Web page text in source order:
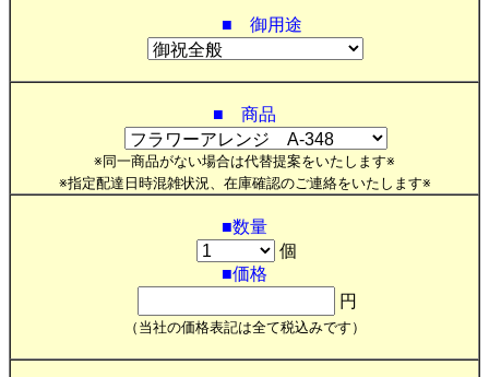
■ 御用途
■ 商品
※同一商品がない場合は代替提案をいたします※
※指定配達日時混雑状況、在庫確認のご連絡をいたします※
■数量
個
■価格
円
（当社の価格表記は全て税込みです）